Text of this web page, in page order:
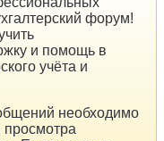
форум!
и помощь в
учёта и
необходимо
просмотра